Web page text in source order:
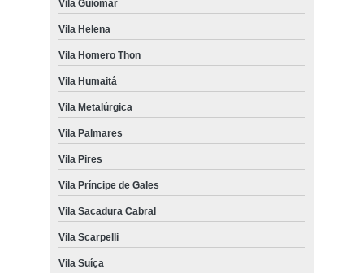
Vila Guiomar
Vila Helena
Vila Homero Thon
Vila Humaitá
Vila Metalúrgica
Vila Palmares
Vila Pires
Vila Príncipe de Gales
Vila Sacadura Cabral
Vila Scarpelli
Vila Suíça